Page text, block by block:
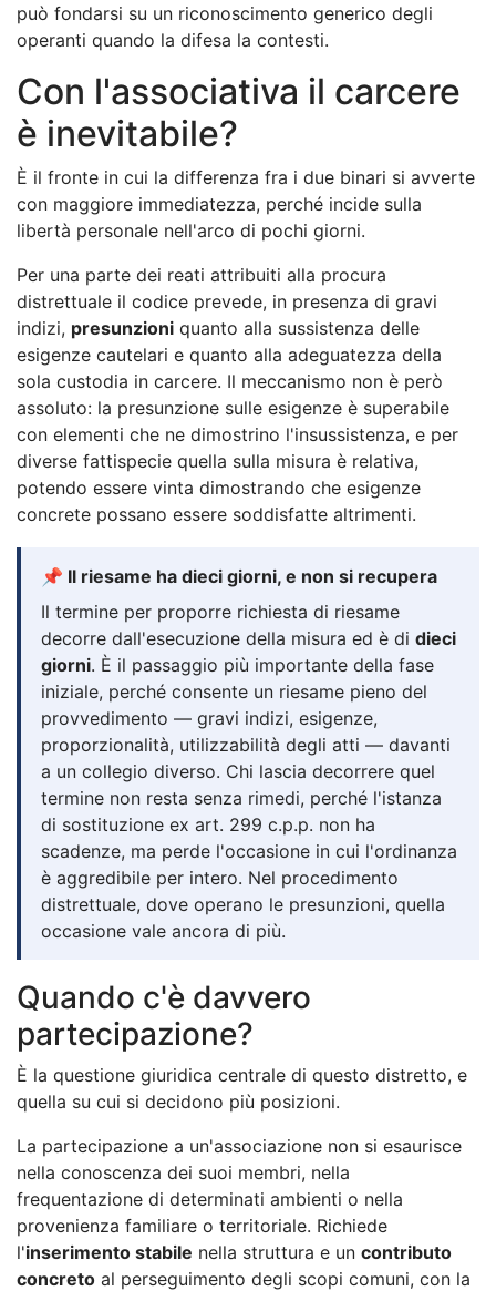
può fondarsi su un riconoscimento generico degli
operanti quando la difesa la contesti.
Con l'associativa il carcere
è inevitabile?
È il fronte in cui la differenza fra i due binari si avverte
con maggiore immediatezza, perché incide sulla
libertà personale nell'arco di pochi giorni.
Per una parte dei reati attribuiti alla procura
distrettuale il codice prevede, in presenza di gravi
indizi, presunzioni quanto alla sussistenza delle
esigenze cautelari e quanto alla adeguatezza della
sola custodia in carcere. Il meccanismo non è però
assoluto: la presunzione sulle esigenze è superabile
con elementi che ne dimostrino l'insussistenza, e per
diverse fattispecie quella sulla misura è relativa,
potendo essere vinta dimostrando che esigenze
concrete possano essere soddisfatte altrimenti.
📌 Il riesame ha dieci giorni, e non si recupera
Il termine per proporre richiesta di riesame
decorre dall'esecuzione della misura ed è di dieci
giorni. È il passaggio più importante della fase
iniziale, perché consente un riesame pieno del
provvedimento — gravi indizi, esigenze,
proporzionalità, utilizzabilità degli atti — davanti
a un collegio diverso. Chi lascia decorrere quel
termine non resta senza rimedi, perché l'istanza
di sostituzione ex art. 299 c.p.p. non ha
scadenze, ma perde l'occasione in cui l'ordinanza
è aggredibile per intero. Nel procedimento
distrettuale, dove operano le presunzioni, quella
occasione vale ancora di più.
Quando c'è davvero
partecipazione?
È la questione giuridica centrale di questo distretto, e
quella su cui si decidono più posizioni.
La partecipazione a un'associazione non si esaurisce
nella conoscenza dei suoi membri, nella
frequentazione di determinati ambienti o nella
provenienza familiare o territoriale. Richiede
l'inserimento stabile nella struttura e un contributo
concreto al perseguimento degli scopi comuni, con la